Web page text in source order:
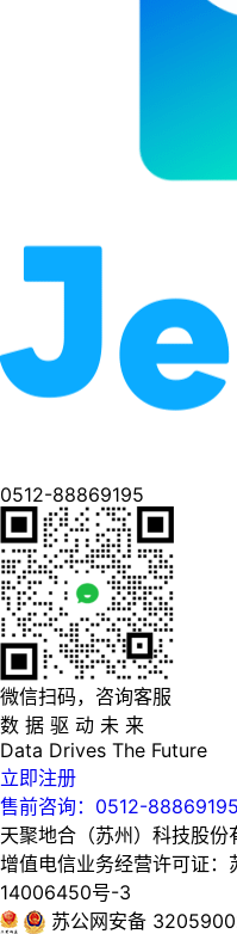
0512-88869195
微信扫码，咨询客服
数 据 驱 动 未 来
Data Drives The Future
立即注册
售前咨询：0512-88869195
天聚地合（苏州）科技股
增值电信业务经营许可证
14006450号-3
苏公网安备